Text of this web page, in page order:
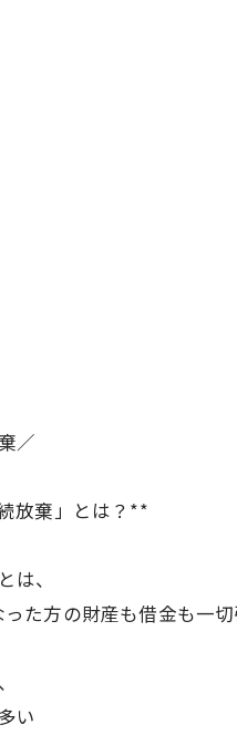
／
放棄」とは？**
は、
た方の財産も借金も一切
い